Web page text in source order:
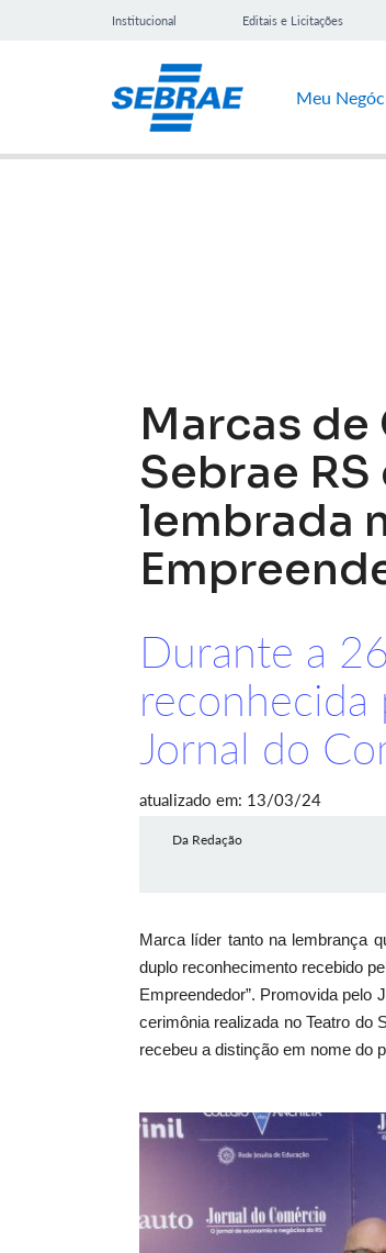
Institucional Editais e Licitações
Meu
Marcas
Sebrae
lembrada
Durante a
reconhecida
Jornal do
atualizado em: 13/03/24
Da Redação
Marca líder tanto na lembrança
duplo reconhecimento recebido
Empreendedor”. Promovida pelo
cerimônia realizada no Teatro do
recebeu a distinção em nome do